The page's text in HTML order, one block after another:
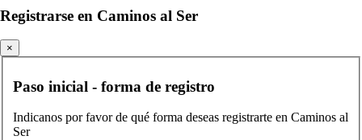
Registrarse en Caminos al Ser
×
Paso inicial - forma de registro
Indicanos por favor de qué forma deseas registrarte en Caminos al
Ser